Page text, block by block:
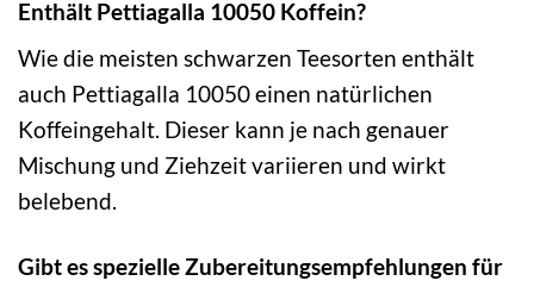
Enthält Pettiagalla 10050 Koffein?
Wie die meisten schwarzen Teesorten enthält
auch Pettiagalla 10050 einen natürlichen
Koffeingehalt. Dieser kann je nach genauer
Mischung und Ziehzeit variieren und wirkt
belebend.
Gibt es spezielle Zubereitungsempfehlungen für